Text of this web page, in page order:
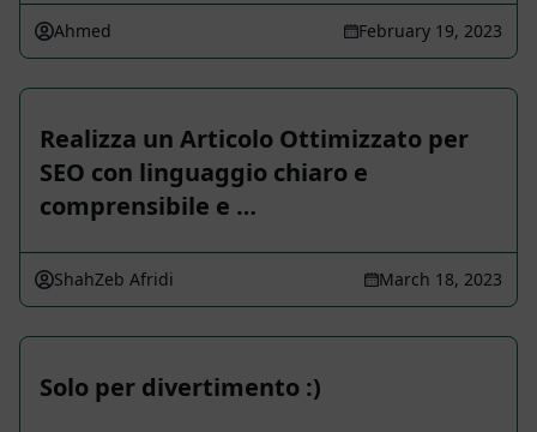
Ahmed February 19, 2023
Realizza un Articolo Ottimizzato per
SEO con linguaggio chiaro e
comprensibile e …
ShahZeb Afridi March 18, 2023
Solo per divertimento :)